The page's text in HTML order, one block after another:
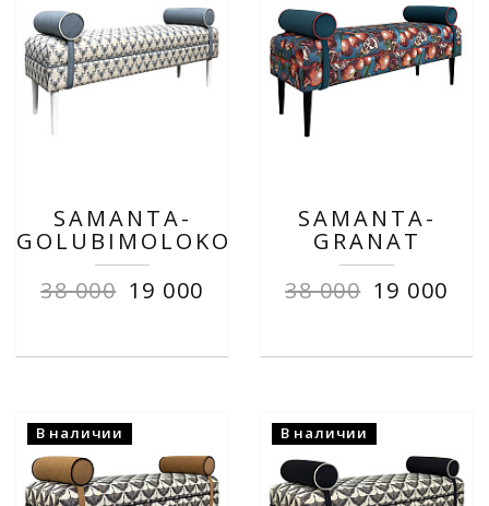
SAMANTA-
GOLUBIMOLOKO
38 000 19 000
SAMANTA-
GRANAT
38 000 19 000
В наличии В наличии